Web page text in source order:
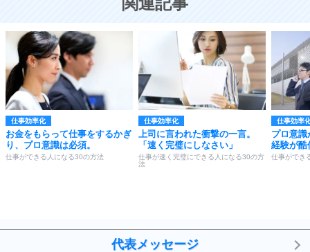
仕事効率化
お金をもらって仕事をするかぎ
り、プロ意識は必須。
仕事ができる人になる30の方法
仕事効率化
上司に言われた衝撃の一言。
「速く完璧にしなさい」
仕事が速く完璧にできる人になる30の方
法
仕事効率
プロ意
経験が酷
仕事ができ
代表メッセージ